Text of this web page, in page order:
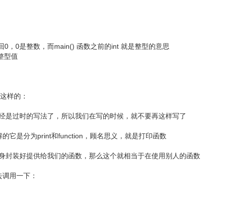
，0是整数，而main() 函数之前的int 就是整型的意思
型值
样的：
过时的写法了，所以我们在写的时候，就不要再这样写了
它是分为print和function，顾名思义，就是打印函数
封装好提供给我们的函数，那么这个就相当于在使用别人的函数
用一下：